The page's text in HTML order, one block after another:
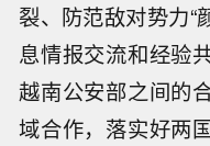
裂、防范敌对势力“
息情报交流和经验
越南公安部之间的
域合作，落实好两